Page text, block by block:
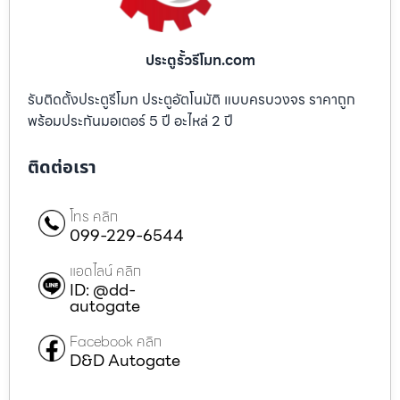
ประตูรั้วรีโมท.com
รับติดตั้งประตูรีโมท ประตูอัตโนมัติ แบบครบวงจร ราคาถูก
พร้อมประกันมอเตอร์ 5 ปี อะไหล่ 2 ปี
ติดต่อเรา
โทร คลิก
099-229-6544
แอดไลน์ คลิก
ID: @dd-
autogate
Facebook คลิก
D&D Autogate